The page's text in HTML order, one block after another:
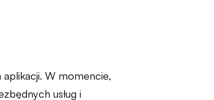
W momencie,
usług i